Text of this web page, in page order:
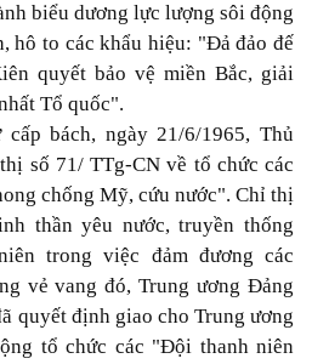
biểu dương lực lượng sôi động
hô to các khẩu hiệu: "Đả đảo đế
quyết bảo vệ miền Bắc, giải
Tổ quốc".
bách, ngày 21/6/1965, Thủ
số 71/ TTg-CN về tổ chức các
chống Mỹ, cứu nước". Chỉ thị
thần yêu nước, truyền thống
trong việc đảm đương các
vẻ vang đó, Trung ương Đảng
quyết định giao cho Trung ương
tổ chức các "Đội thanh niên